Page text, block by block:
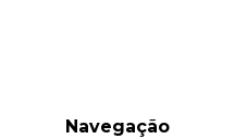
Navegação